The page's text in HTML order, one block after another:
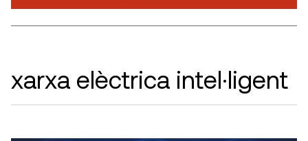
xarxa elèctrica intel·ligent